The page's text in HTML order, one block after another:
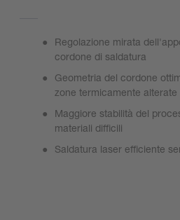
Regolazione mirata
cordone di saldatura
Geometria del cordone
zone termicamente alterate
Maggiore stabilità del
materiali difficili
Saldatura laser efficiente